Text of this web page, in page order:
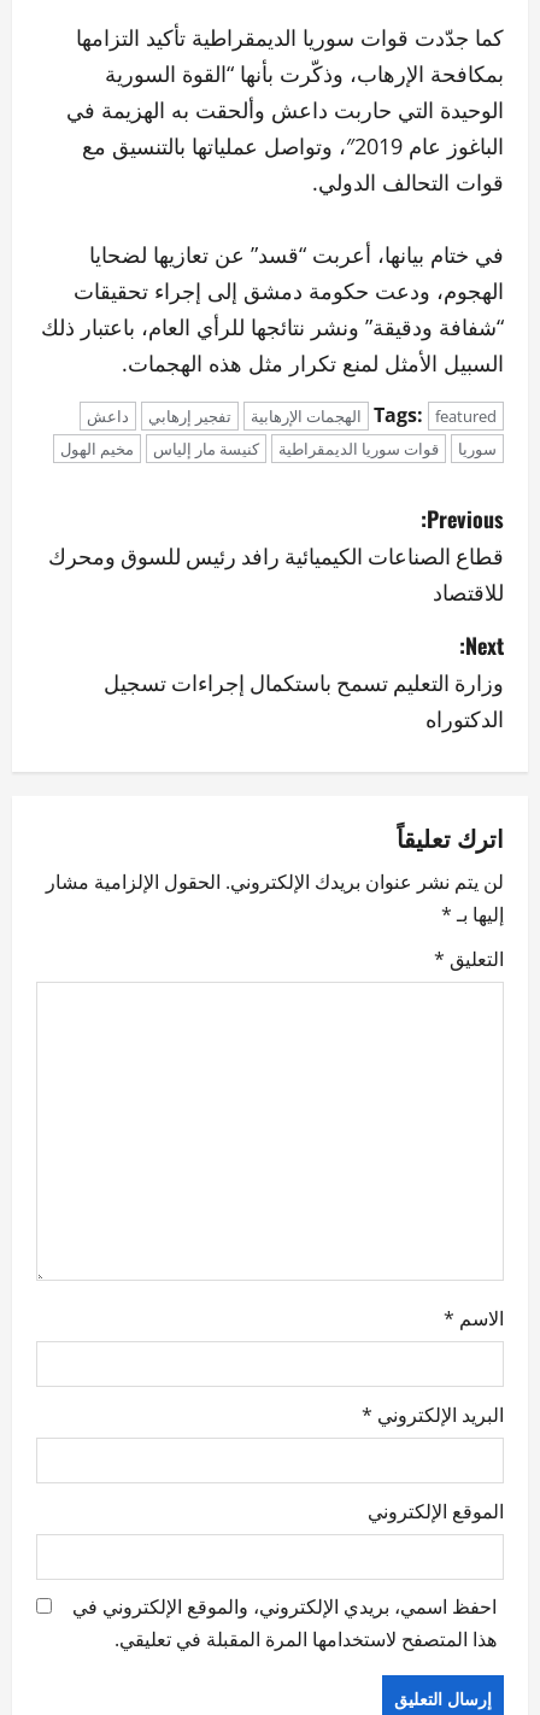
كما جدّدت قوات سوريا الديمقراطية تأكيد التزامها
بمكافحة الإرهاب، وذكّرت بأنها “القوة السورية
الوحيدة التي حاربت داعش وألحقت به الهزيمة في
الباغوز عام 2019″، وتواصل عملياتها بالتنسيق مع
قوات التحالف الدولي.
في ختام بيانها، أعربت “قسد” عن تعازيها لضحايا
الهجوم، ودعت حكومة دمشق إلى إجراء تحقيقات
“شفافة ودقيقة” ونشر نتائجها للرأي العام، باعتبار ذلك
السبيل الأمثل لمنع تكرار مثل هذه الهجمات.
Tags: featured الهجمات الإرهابية تفجير إرهابي
داعش
سوريا
قوات سوريا الديمقراطية كنيسة مار إلياس مخيم الهول
P
o
s
t
n
a
i
g
a
Previous:
قطاع الصناعات الكيميائية رافد رئيس للسوق ومحرك
للاقتصاد
Next:
وزارة التعليم تسمح باستكمال إجراءات تسجيل
الدكتوراه
اترك تعليقاً
لن يتم نشر عنوان بريدك الإلكتروني. الحقول الإلزامية مشار
إليها بـ*
التعليق *
الاسم *
البريد الإلكتروني *
الموقع الإلكتروني
احفظ اسمي، بريدي الإلكتروني، والموقع الإلكتروني في
هذا المتصفح لاستخدامها المرة المقبلة في تعليقي.